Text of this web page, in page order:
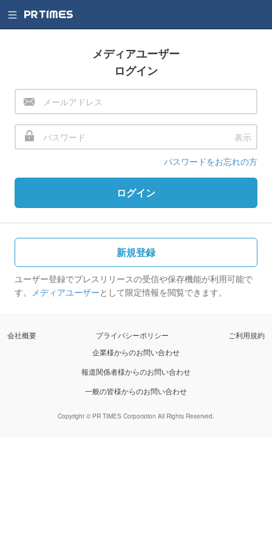
メディアユーザー
ログイン
表示
パスワードをお忘れの方
ログイン
新規登録
ユーザー登録でプレスリリースの受信や保存機能が利用可能で
す。 メディアユーザーとして限定情報を閲覧できます。
会社概要 プライバシーポリシー
ご利用規約
企業様からのお問い合わせ
報道関係者様からのお問い合わせ
一般の皆様からのお問い合わせ
Copyright © PR TIMES Corporation All Rights Reserved.